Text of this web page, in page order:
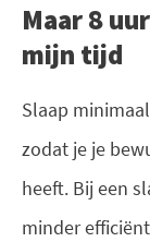
Maar 8
mijn tijd
Slaap
zodat je je
heeft. Bij een
minder